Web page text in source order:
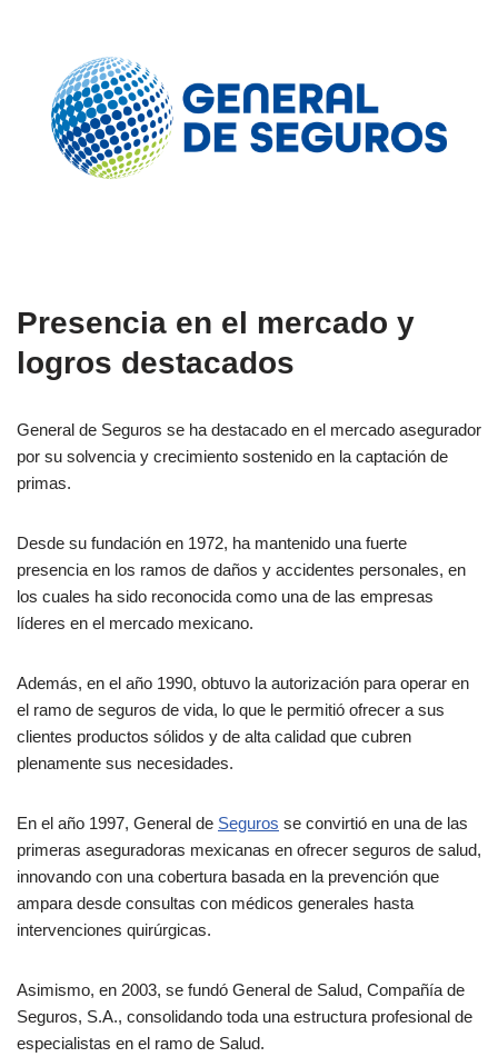
Presencia en el mercado y
logros destacados
General de Seguros se ha destacado en el mercado asegurador
por su solvencia y crecimiento sostenido en la captación de
primas.
Desde su fundación en 1972, ha mantenido una fuerte
presencia en los ramos de daños y accidentes personales, en
los cuales ha sido reconocida como una de las empresas
líderes en el mercado mexicano.
Además, en el año 1990, obtuvo la autorización para operar en
el ramo de seguros de vida, lo que le permitió ofrecer a sus
clientes productos sólidos y de alta calidad que cubren
plenamente sus necesidades.
En el año 1997, General de Seguros se convirtió en una de las
primeras aseguradoras mexicanas en ofrecer seguros de salud,
innovando con una cobertura basada en la prevención que
ampara desde consultas con médicos generales hasta
intervenciones quirúrgicas.
Asimismo, en 2003, se fundó General de Salud, Compañía de
Seguros, S.A., consolidando toda una estructura profesional de
especialistas en el ramo de Salud.